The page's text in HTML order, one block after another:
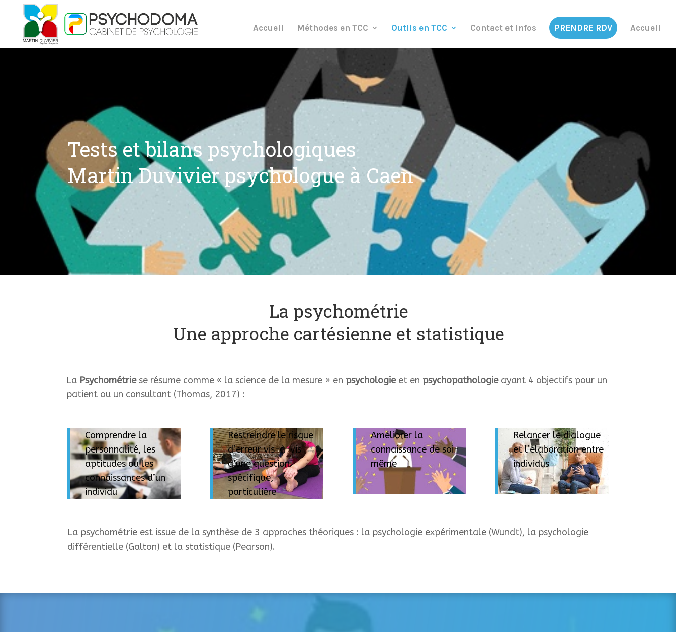
Accueil Méthodes en TCC Outils en TCC Contact et infos PRENDRE RDV Accueil
Tests et bilans psychologiques
Martin Duvivier psychologue à Caen
La psychométrie
Une approche cartésienne et statistique
La Psychométriese résume comme « la science de la mesure » en psychologieet en psychopathologieayant 4 objectifs pour un
patient ou un consultant (Thomas, 2017) :
Comprendre la
personnalité, les
aptitudes ou les
connaissances d’un
individu
Restreindre le risque
d’erreur vis-à-vis
d’une question
spécifique,
particulière
Améliorer la
connaissance de soi-
même
Relancer le dialogue
et l’élaboration entre
individus
La psychométrie est issue de la synthèse de 3 approches théoriques : la psychologie expérimentale (Wundt), la psychologie
différentielle (Galton) et la statistique (Pearson).